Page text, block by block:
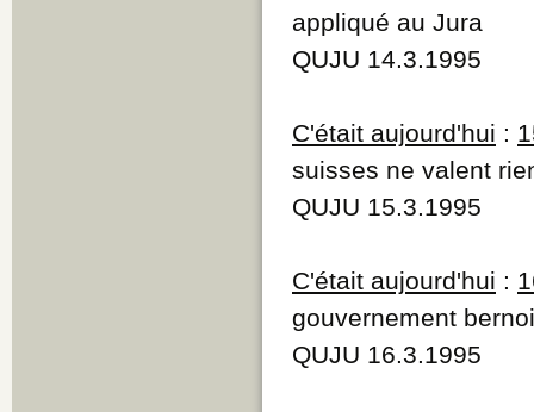
appliqué au Jura
QUJU 14.3.1995
C'était aujourd'hui :
suisses ne valent
QUJU 15.3.1995
C'était aujourd'hui :
gouvernement
QUJU 16.3.1995